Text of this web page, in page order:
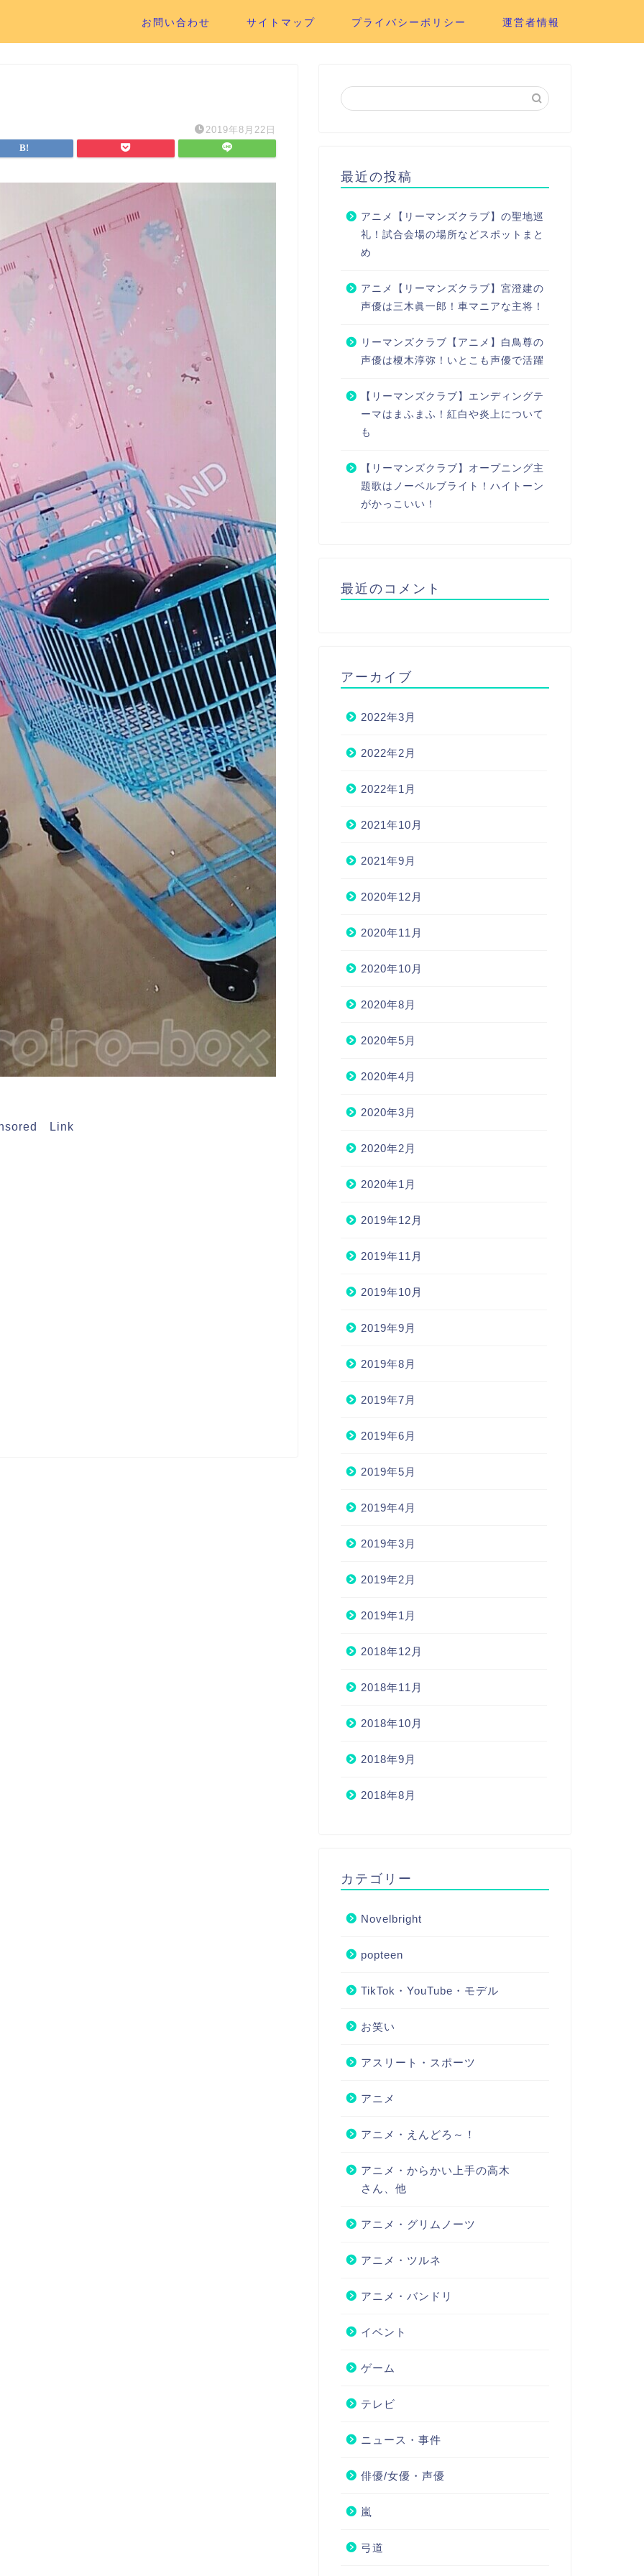
お問い合わせ サイトマップ プライバシーポリシー 運営者情報
2019年8月22日
Link
最近の投稿
アニメ【リーマンズクラブ】の聖地巡
礼！試合会場の場所などスポットまと
め
アニメ【リーマンズクラブ】宮澄建の
声優は三木眞一郎！車マニアな主将！
リーマンズクラブ【アニメ】白鳥尊の
声優は榎木淳弥！いとこも声優で活躍
【リーマンズクラブ】エンディングテ
ーマはまふまふ！紅白や炎上について
も
【リーマンズクラブ】オープニング主
題歌はノーベルブライト！ハイトーン
がかっこいい！
最近のコメント
アーカイブ
2022年3月
2022年2月
2022年1月
2021年10月
2021年9月
2020年12月
2020年11月
2020年10月
2020年8月
2020年5月
2020年4月
2020年3月
2020年2月
2020年1月
2019年12月
2019年11月
2019年10月
2019年9月
2019年8月
2019年7月
2019年6月
2019年5月
2019年4月
2019年3月
2019年2月
2019年1月
2018年12月
2018年11月
2018年10月
2018年9月
2018年8月
カテゴリー
Novelbright
popteen
TikTok・YouTube・モデル
お笑い
アスリート・スポーツ
アニメ
アニメ・えんどろ～！
アニメ・からかい上手の高木
さん、他
アニメ・グリムノーツ
アニメ・ツルネ
アニメ・バンドリ
イベント
ゲーム
テレビ
ニュース・事件
俳優/女優・声優
嵐
弓道